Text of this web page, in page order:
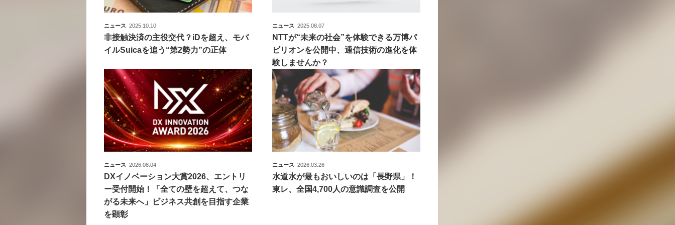
ニュース 2025.10.10
非接触決済の主役交代？iDを超え、モバ
イルSuicaを追う“第2勢力”の正体
ニュース 2025.08.07
NTTが“未来の社会”を体験できる万博パ
ビリオンを公開中、通信技術の進化を体
験しませんか？
ニュース 2026.08.04
DXイノベーション大賞2026、エントリ
ー受付開始！「全ての壁を超えて、つな
がる未来へ」ビジネス共創を目指す企業
を顕彰
ニュース 2026.03.26
水道水が最もおいしいのは「長野県」！
東レ、全国4,700人の意識調査を公開